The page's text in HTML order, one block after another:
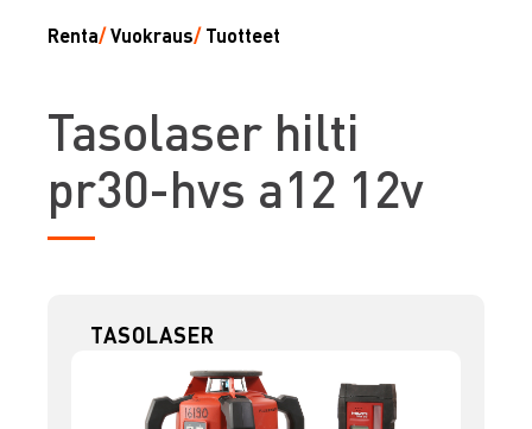
Renta/Vuokraus/ Tuotteet
Tasolaser hilti
pr30-hvs a12 12v
TASOLASER